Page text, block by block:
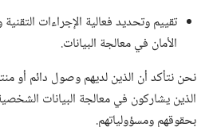
تقييم وتحديد فعالية الإجراءات
الأمان في معالجة البيانات.‏
نحن نتأكد أن الذين لديهم وصول دائم أو
الذين يشاركون في معالجة البيانات
بحقوقهم ومسؤولياتهم.‏